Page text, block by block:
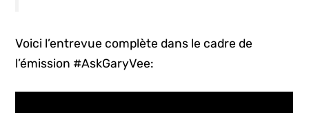
Voici l’entrevue complète dans le cadre de
l’émission #AskGaryVee: